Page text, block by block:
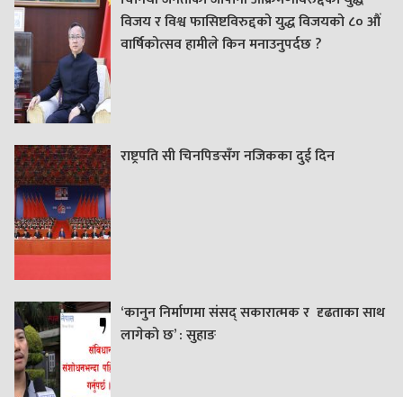
विजय र विश्व फासिष्टविरुद्दको युद्ध विजयको ८० औं
वार्षिकोत्सव हामीले किन मनाउनुपर्दछ ?
राष्ट्रपति सी चिनपिङसँग नजिकका दुई दिन
‘कानुन निर्माणमा संसद् सकारात्मक र दृढताका साथ
लागेको छ’ : सुहाङ